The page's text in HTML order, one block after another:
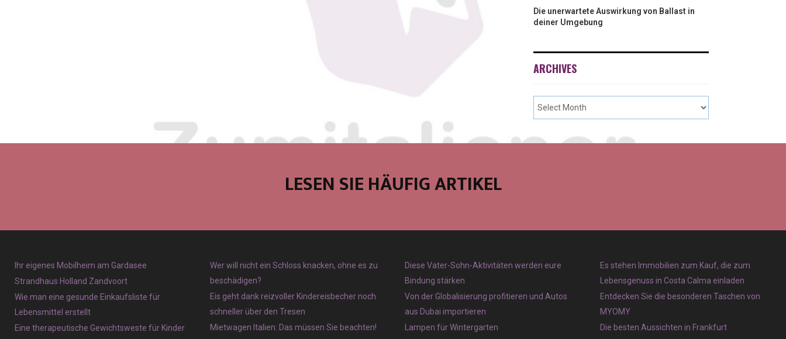
Die unerwartete Auswirkung von Ballast in
deiner Umgebung
ARCHIVES
LESEN SIE HÄUFIG ARTIKEL
Ihr eigenes Mobilheim am Gardasee
Strandhaus Holland Zandvoort
Wie man eine gesunde Einkaufsliste für
Lebensmittel erstellt
Eine therapeutische Gewichtsweste für Kinder
Wer will nicht ein Schloss knacken, ohne es zu
beschädigen?
Eis geht dank reizvoller Kindereisbecher noch
schneller über den Tresen
Mietwagen Italien: Das müssen Sie beachten!
Diese Vater-Sohn-Aktivitäten werden eure
Bindung stärken
Von der Globalisierung profitieren und Autos
aus Dubai importieren
Lampen für Wintergarten
Es stehen Immobilien zum Kauf, die zum
Lebensgenuss in Costa Calma einladen
Entdecken Sie die besonderen Taschen von
MYOMY
Die besten Aussichten in Frankfurt